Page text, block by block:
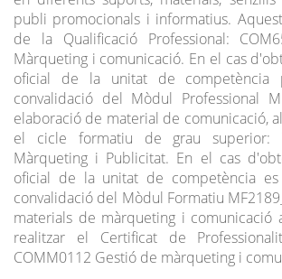
publi promocionals i informatius.
de la Qualificació Professional:
Màrqueting i comunicació. En el cas
oficial de la unitat de competència
convalidació del Mòdul Professional
elaboració de material de comunicació,
el cicle formatiu de grau superior:
Màrqueting i Publicitat. En el cas
oficial de la unitat de competència
convalidació del Mòdul Formatiu
materials de màrqueting i comunicació
realitzar el Certificat de
COMM0112 Gestió de màrqueting i